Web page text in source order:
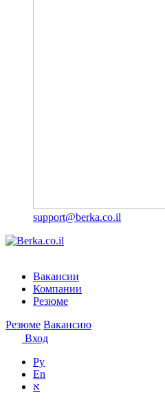
support@berka.co.il
Вакансии
Компании
Резюме
Резюме Вакансию
Вход
Ру
En
א